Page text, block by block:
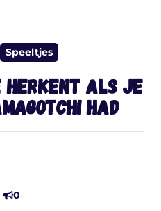
Speeltjes
herkent als je
had
0